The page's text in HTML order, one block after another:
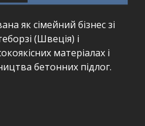
як сімейний бізнес зі
(Швеція) і
матеріалах і
бетонних підлог.